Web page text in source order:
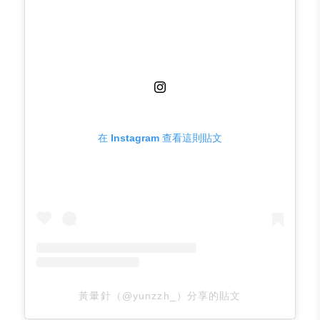
在 Instagram 查看這則貼文
黃暈針（@yunzzh_）分享的貼文